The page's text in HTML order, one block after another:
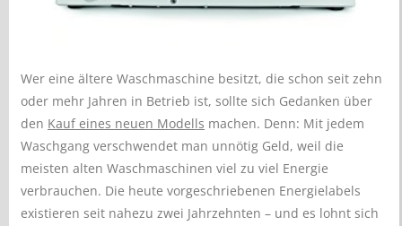
Wer eine ältere Waschmaschine besitzt, die schon seit zehn
oder mehr Jahren in Betrieb ist, sollte sich Gedanken über
den Kauf eines neuen Modells machen. Denn: Mit jedem
Waschgang verschwendet man unnötig Geld, weil die
meisten alten Waschmaschinen viel zu viel Energie
verbrauchen. Die heute vorgeschriebenen Energielabels
existieren seit nahezu zwei Jahrzehnten – und es lohnt sich